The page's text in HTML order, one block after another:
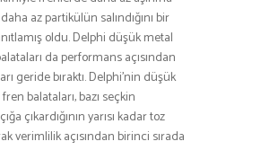
az partikülün salındığını bir
oldu. Delphi düşük metal
da performans açısından
geride bıraktı. Delphi’nin düşük
balataları, bazı seçkin
çıkardığının yarısı kadar toz
verimlilik açısından birinci sırada